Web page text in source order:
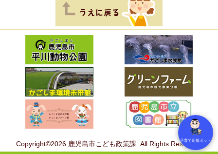
Copyright©2026 鹿児島市こども政策課. All Rights Reserved.
子育て応援ボット